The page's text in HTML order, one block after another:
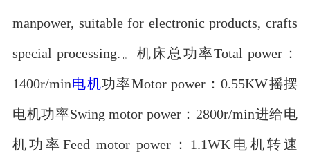
manpower, suitable for electronic products, crafts
special processing.。机床总功率Total power：
1400r/min电机功率Motor power：0.55KW摇摆
电机功率Swing motor power：2800r/min进给电
机功率Feed motor power：1.1WK电机转速